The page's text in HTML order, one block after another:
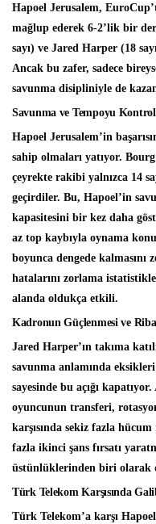
Hapoel Jerusalem,
mağlup ederek 6-2’lik bir
sayı) ve Jared Harper (18
Ancak bu zafer, sadece
savunma disipliniyle de
Savunma ve Tempoyu
Hapoel Jerusalem’in
sahip olmaları yatıyor.
çeyrekte rakibi yalnızca 14
geçirdiler. Bu, Hapoel’in
kapasitesini bir kez daha
az top kaybıyla oynama
boyunca dengede kalmasını
hatalarını zorlama
alanda oldukça etkili.
Kadronun Güçlenmesi ve
Jared Harper’ın takıma
savunma anlamında
sayesinde bu açığı
oyuncunun transferi,
karşısında sekiz fazla
fazla ikinci şans fırsatı
üstünlüklerinden biri olarak
Türk Telekom Karşısında
Türk Telekom’a karşı